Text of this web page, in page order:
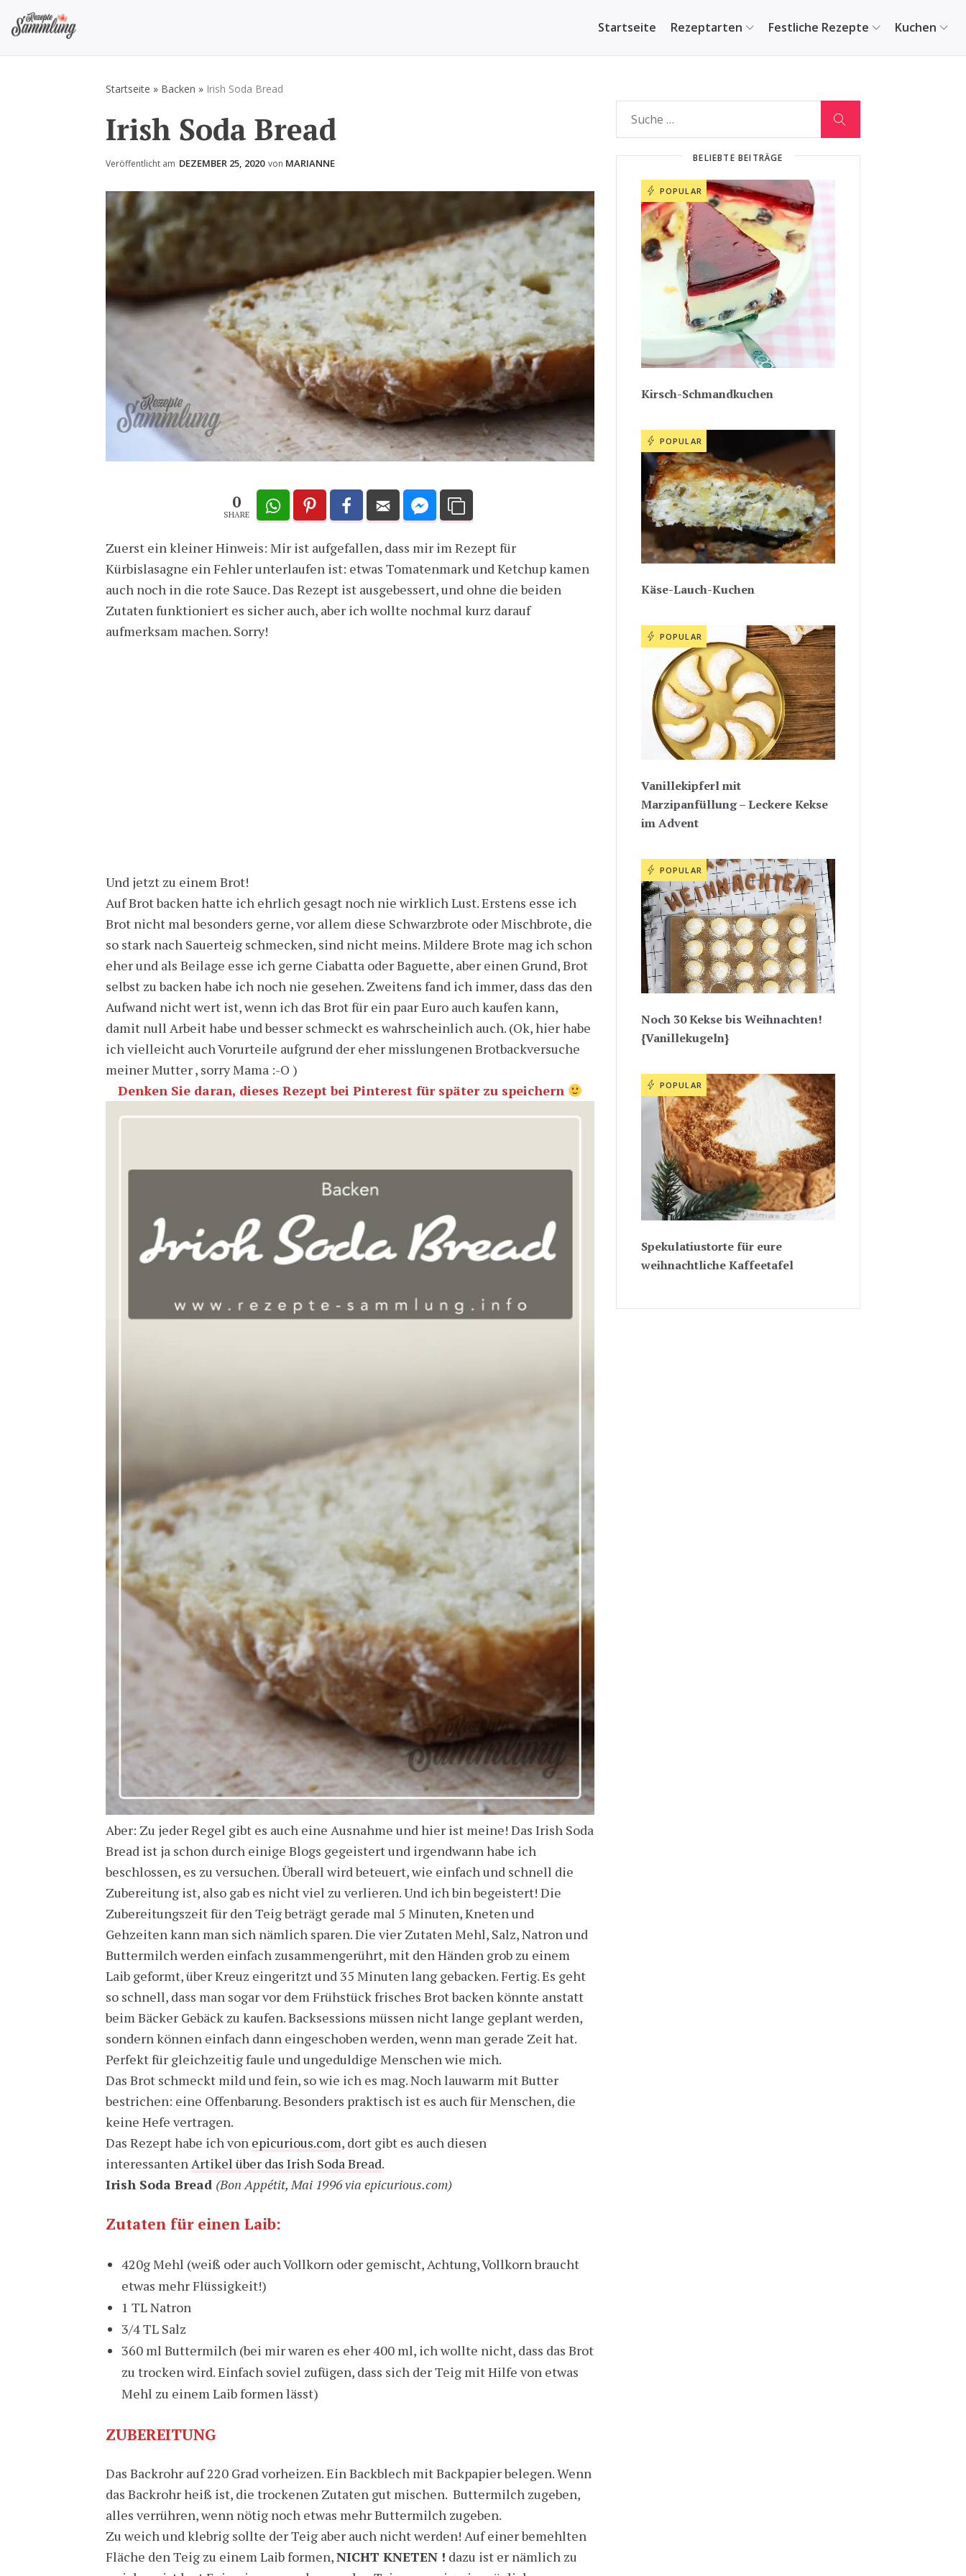
Inhalt
Startseite Rezeptarten Festliche Rezepte Kuchen
Startseite » Backen » Irish Soda Bread
Irish Soda Bread
Veröffentlicht am DEZEMBER 25, 2020 von MARIANNE
0
SHARE
Zuerst ein kleiner Hinweis: Mir ist aufgefallen, dass mir im Rezept für
Kürbislasagne ein Fehler unterlaufen ist: etwas Tomatenmark und Ketchup kamen
auch noch in die rote Sauce. Das Rezept ist ausgebessert, und ohne die beiden
Zutaten funktioniert es sicher auch, aber ich wollte nochmal kurz darauf
aufmerksam machen. Sorry!
Und jetzt zu einem Brot!
Auf Brot backen hatte ich ehrlich gesagt noch nie wirklich Lust. Erstens esse ich
Brot nicht mal besonders gerne, vor allem diese Schwarzbrote oder Mischbrote, die
so stark nach Sauerteig schmecken, sind nicht meins. Mildere Brote mag ich schon
eher und als Beilage esse ich gerne Ciabatta oder Baguette, aber einen Grund, Brot
selbst zu backen habe ich noch nie gesehen. Zweitens fand ich immer, dass das den
Aufwand nicht wert ist, wenn ich das Brot für ein paar Euro auch kaufen kann,
damit null Arbeit habe und besser schmeckt es wahrscheinlich auch. (Ok, hier habe
ich vielleicht auch Vorurteile aufgrund der eher misslungenen Brotbackversuche
meiner Mutter , sorry Mama :-O )
Denken Sie daran, dieses Rezept bei Pinterest für später zu speichern
Aber: Zu jeder Regel gibt es auch eine Ausnahme und hier ist meine! Das Irish Soda
Bread ist ja schon durch einige Blogs gegeistert und irgendwann habe ich
beschlossen, es zu versuchen. Überall wird beteuert, wie einfach und schnell die
Zubereitung ist, also gab es nicht viel zu verlieren. Und ich bin begeistert! Die
Zubereitungszeit für den Teig beträgt gerade mal 5 Minuten, Kneten und
Gehzeiten kann man sich nämlich sparen. Die vier Zutaten Mehl, Salz, Natron und
Buttermilch werden einfach zusammengerührt, mit den Händen grob zu einem
Laib geformt, über Kreuz eingeritzt und 35 Minuten lang gebacken. Fertig. Es geht
so schnell, dass man sogar vor dem Frühstück frisches Brot backen könnte anstatt
beim Bäcker Gebäck zu kaufen. Backsessions müssen nicht lange geplant werden,
sondern können einfach dann eingeschoben werden, wenn man gerade Zeit hat.
Perfekt für gleichzeitig faule und ungeduldige Menschen wie mich.
Das Brot schmeckt mild und fein, so wie ich es mag. Noch lauwarm mit Butter
bestrichen: eine Offenbarung. Besonders praktisch ist es auch für Menschen, die
keine Hefe vertragen.
Das Rezept habe ich von epicurious.com, dort gibt es auch diesen
interessantenArtikel über das Irish Soda Bread.
Irish Soda Bread (Bon Appétit, Mai 1996 via epicurious.com)
Zutaten für einen Laib:
420g Mehl (weiß oder auch Vollkorn oder gemischt, Achtung, Vollkorn braucht
etwas mehr Flüssigkeit!)
1 TL Natron
3/4 TL Salz
360 ml Buttermilch (bei mir waren es eher 400 ml, ich wollte nicht, dass das Brot
zu trocken wird. Einfach soviel zufügen, dass sich der Teig mit Hilfe von etwas
Mehl zu einem Laib formen lässt)
ZUBEREITUNG
Das Backrohr auf 220 Grad vorheizen. Ein Backblech mit Backpapier belegen. Wenn
das Backrohr heiß ist, die trockenen Zutaten gut mischen. Buttermilch zugeben,
alles verrühren, wenn nötig noch etwas mehr Buttermilch zugeben.
Zu weich und klebrig sollte der Teig aber auch nicht werden! Auf einer bemehlten
Fläche den Teig zu einem Laib formen,NICHT KNETEN ! dazu ist er nämlich zu
BELIEBTE BEITRÄGE
POPULAR
Kirsch-Schmandkuchen
POPULAR
Käse-Lauch-Kuchen
POPULAR
Vanillekipferl mit
Marzipanfüllung – Leckere Kekse
im Advent
POPULAR
Noch 30 Kekse bis Weihnachten!
{Vanillekugeln}
POPULAR
Spekulatiustorte für eure
weihnachtliche Kaffeetafel